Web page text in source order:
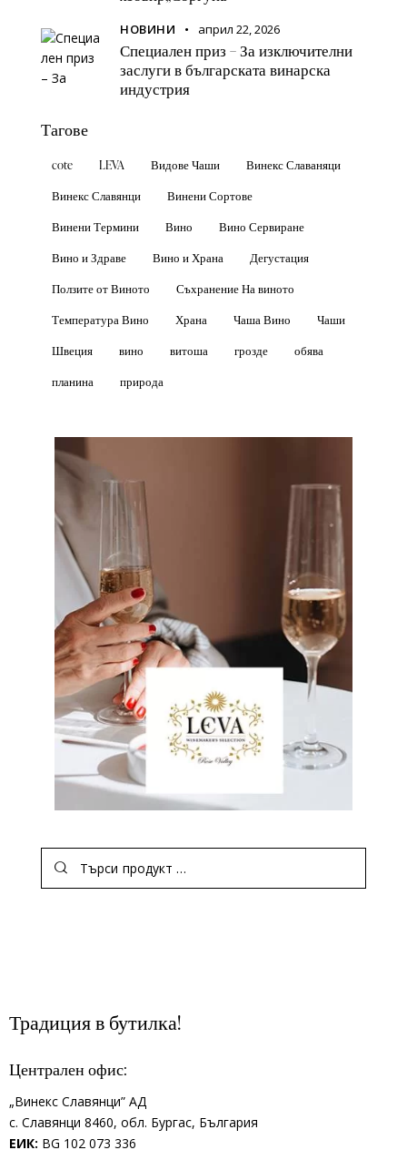
НОВИНИ април 22, 2026
Специален приз – За изключителни
заслуги в българската винарска
индустрия
Тагове
cote LEVA Видове Чаши
Винекс Славаняци
Винекс Славянци
Винени Сортове
Винени Термини
Вино
Вино Сервиране
Вино и Здраве
Вино и Храна
Дегустация
Ползите от Виното
Съхранение На виното
Температура Вино
Храна Чаша Вино
Чаши
Швеция
вино витоша грозде
обява
планина
природа
Традиция в бутилка!
Централен офис:
„Винекс Славянци” АД
с. Славянци 8460, обл. Бургас, България
ЕИК: BG 102 073 336